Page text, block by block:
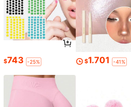
$743 -25% $1.701 -41%